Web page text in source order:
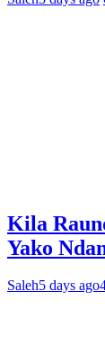
Kila
Yako
Saleh5 days ago